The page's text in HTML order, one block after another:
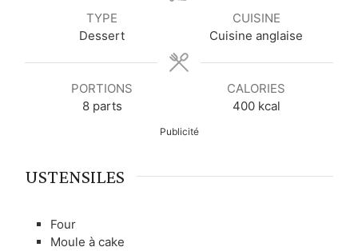
s
s
e
e
s
TYPE
Dessert
CUISINE
Cuisine anglaise
PORTIONS
8 parts
CALORIES
400 kcal
Publicité
USTENSILES
Four
Moule à cake